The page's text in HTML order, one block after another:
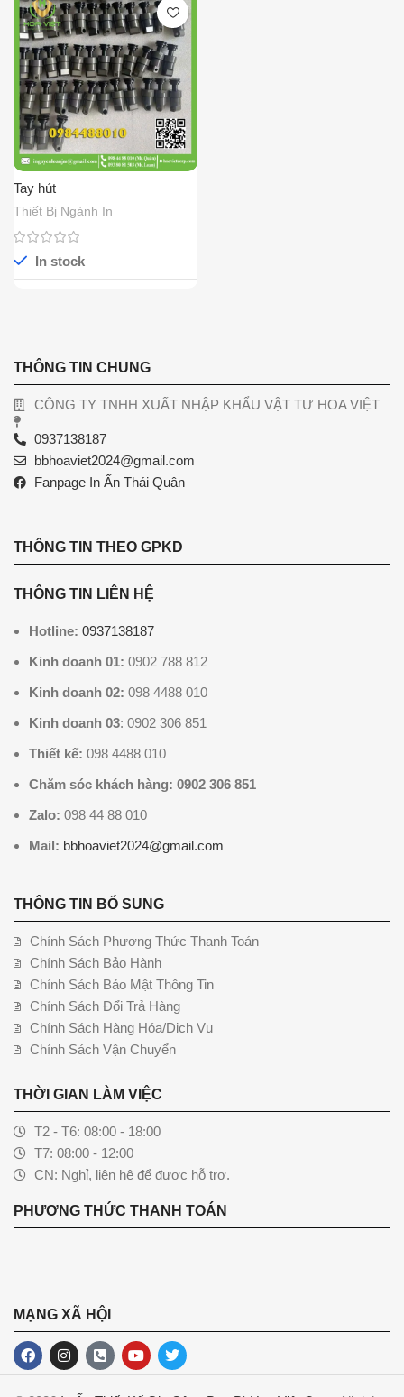
Tay hút
Thiết Bị Ngành In
In stock
THÔNG TIN CHUNG
CÔNG TY TNHH XUẤT NHẬP KHẨU VẬT TƯ HOA VIỆT
0937138187
bbhoaviet2024@gmail.com
Fanpage In Ấn Thái Quân
THÔNG TIN THEO GPKD
THÔNG TIN LIÊN HỆ
Hotline: 0937138187
Kinh doanh 01: 0902 788 812
Kinh doanh 02: 098 4488 010
Kinh doanh 03: 0902 306 851
Thiết kế: 098 4488 010
Chăm sóc khách hàng: 0902 306 851
Zalo: 098 44 88 010
Mail: bbhoaviet2024@gmail.com
THÔNG TIN BỔ SUNG
Chính Sách Phương Thức Thanh Toán
Chính Sách Bảo Hành
Chính Sách Bảo Mật Thông Tin
Chính Sách Đổi Trả Hàng
Chính Sách Hàng Hóa/Dịch Vụ
Chính Sách Vận Chuyển
THỜI GIAN LÀM VIỆC
T2 - T6: 08:00 - 18:00
T7: 08:00 - 12:00
CN: Nghỉ, liên hệ để được hỗ trợ.
PHƯƠNG THỨC THANH TOÁN
MẠNG XÃ HỘI